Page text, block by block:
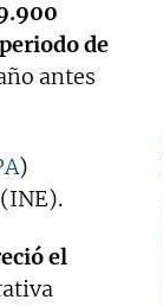
de
antes
)
el